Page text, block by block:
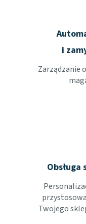
i
Zarządzanie
Twojego